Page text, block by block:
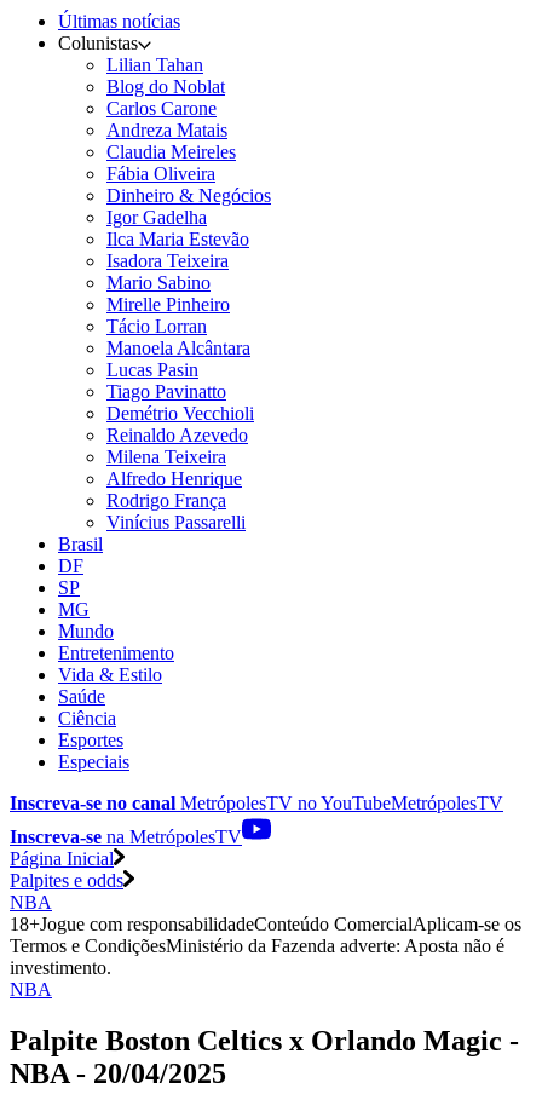
Últimas notícias
Colunistas
Lilian Tahan
Blog do Noblat
Carlos Carone
Andreza Matais
Claudia Meireles
Fábia Oliveira
Dinheiro & Negócios
Igor Gadelha
Ilca Maria Estevão
Isadora Teixeira
Mario Sabino
Mirelle Pinheiro
Tácio Lorran
Manoela Alcântara
Lucas Pasin
Tiago Pavinatto
Demétrio Vecchioli
Reinaldo Azevedo
Milena Teixeira
Alfredo Henrique
Rodrigo França
Vinícius Passarelli
Brasil
DF
SP
MG
Mundo
Entretenimento
Vida & Estilo
Saúde
Ciência
Esportes
Especiais
Inscreva-se no canal MetrópolesTV noYouTubeMetrópolesTV
Inscreva-se na MetrópolesTV
Página Inicial
Palpites e odds
NBA
18+Jogue com responsabilidadeConteúdo ComercialAplicam-se os
Termos e CondiçõesMinistério da Fazenda adverte: Aposta não é
investimento.
NBA
Palpite Boston Celtics x Orlando Magic -
NBA - 20/04/2025